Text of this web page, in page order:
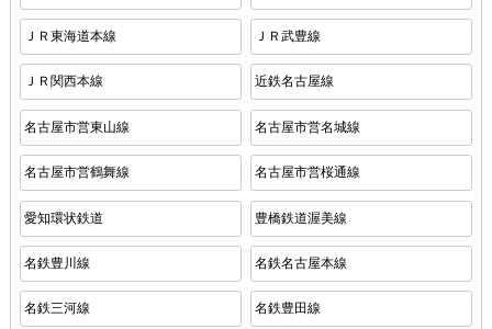
ＪＲ東海道本線 ＪＲ武豊線
ＪＲ関西本線 近鉄名古屋線
名古屋市営東山線 名古屋市営名城線
名古屋市営鶴舞線 名古屋市営桜通線
愛知環状鉄道 豊橋鉄道渥美線
名鉄豊川線 名鉄名古屋本線
名鉄三河線 名鉄豊田線